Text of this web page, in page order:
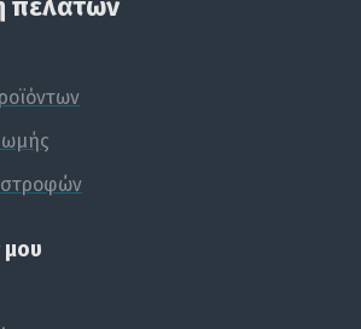
και τιμές.
ΠΟΔΙΏΝ
βίδες όπως φαίνεται στο σχήμα.